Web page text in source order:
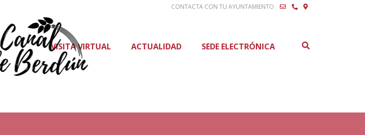
CONTACTA CON TU AYUNTAMIENTO
VISITA VIRTUAL ACTUALIDAD SEDE ELECTRÓNICA